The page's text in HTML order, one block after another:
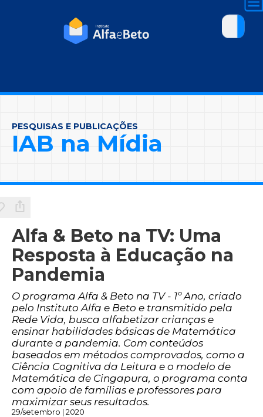
PESQUISAS E PUBLICAÇÕES
IAB na Mídia
Alfa & Beto na TV: Uma
Resposta à Educação na
Pandemia
O programa Alfa & Beto na TV - 1º Ano, criado
pelo Instituto Alfa e Beto e transmitido pela
Rede Vida, busca alfabetizar crianças e
ensinar habilidades básicas de Matemática
durante a pandemia. Com conteúdos
baseados em métodos comprovados, como a
Ciência Cognitiva da Leitura e o modelo de
Matemática de Cingapura, o programa conta
com apoio de famílias e professores para
maximizar seus resultados.
29/setembro | 2020